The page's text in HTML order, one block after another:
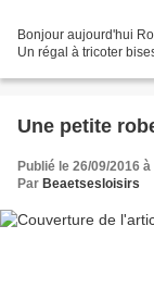
Bonjour aujourd'hui
Un régal à tricoter
Une petite
Publié le 26/09/2016
Par Beaetsesloisirs